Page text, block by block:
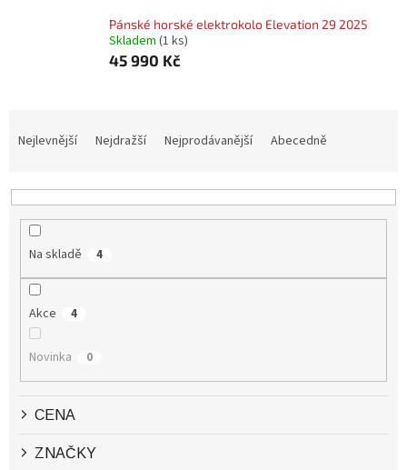
Pánské horské elektrokolo Elevation 29 2025
Skladem (1 ks)
45 990 Kč
A
N
O
Ů
Nejlevnější Nejdražší Nejprodávanější Abecedně
Na skladě 4
Akce 4
Novinka 0
CENA
ZNAČKY